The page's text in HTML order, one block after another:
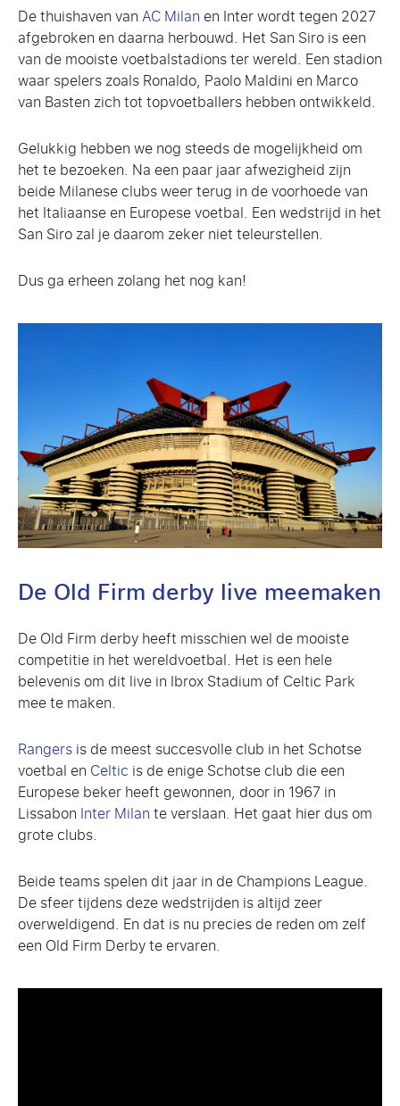
De thuishaven vanAC Milan en Inter wordt tegen 2027
afgebroken en daarna herbouwd. Het San Siro is een
van de mooiste voetbalstadions ter wereld. Een stadion
waar spelers zoals Ronaldo, Paolo Maldini en Marco
van Basten zich tot topvoetballers hebben ontwikkeld.
Gelukkig hebben we nog steeds de mogelijkheid om
het te bezoeken. Na een paar jaar afwezigheid zijn
beide Milanese clubs weer terug in de voorhoede van
het Italiaanse en Europese voetbal. Een wedstrijd in het
San Siro zal je daarom zeker niet teleurstellen.
Dus ga erheen zolang het nog kan!
De Old Firm derby live meemaken
De Old Firm derby heeft misschien wel de mooiste
competitie in het wereldvoetbal. Het is een hele
belevenis om dit live in Ibrox Stadium of Celtic Park
mee te maken.
Rangersis de meest succesvolle club in het Schotse
voetbal en Celtic is de enige Schotse club die een
Europese beker heeft gewonnen, door in 1967 in
Lissabon Inter Milante verslaan. Het gaat hier dus om
grote clubs.
Beide teams spelen dit jaar in de Champions League.
De sfeer tijdens deze wedstrijden is altijd zeer
overweldigend. En dat is nu precies de reden om zelf
een Old Firm Derby te ervaren.